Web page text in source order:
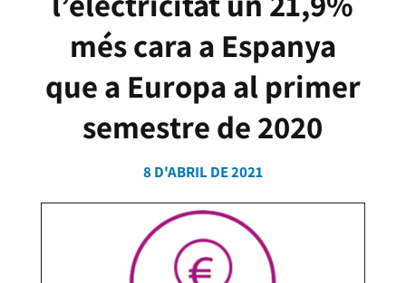
més cara a Espanya
que a Europa al primer
semestre de 2020
8 D'ABRIL DE 2021